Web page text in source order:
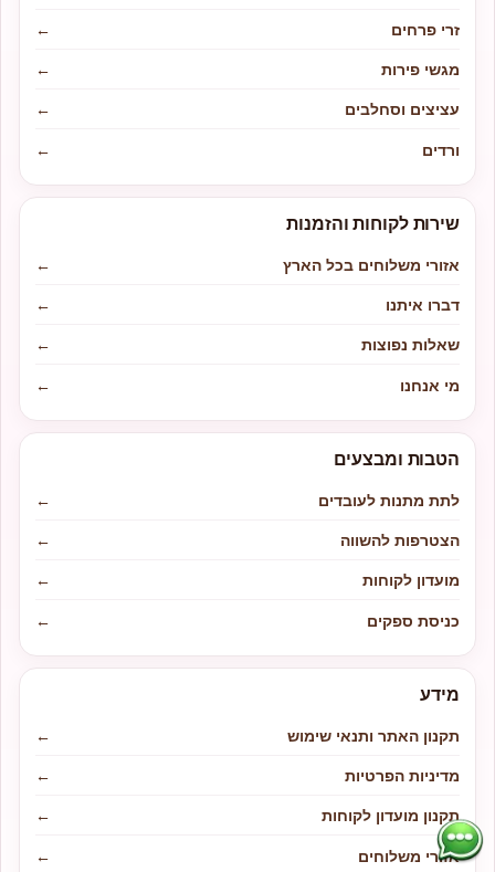
זרי פרחים
←
מגשי פירות
←
עציצים וסחלבים
←
ורדים
←
שירות לקוחות והזמנות
אזורי משלוחים בכל הארץ
←
דברו איתנו
←
שאלות נפוצות
←
מי אנחנו
←
הטבות ומבצעים
לתת מתנות לעובדים
←
הצטרפות להשווה
←
מועדון לקוחות
←
כניסת ספקים
←
מידע
תקנון האתר ותנאי שימוש
←
מדיניות הפרטיות
←
תקנון מועדון לקוחות
←
אזורי משלוחים
←